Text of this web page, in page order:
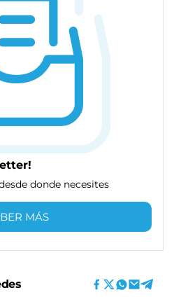
donde necesites
MÁS